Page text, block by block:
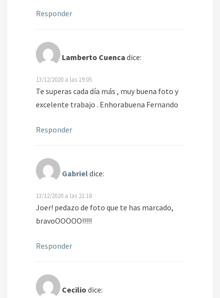
Responder
Lamberto Cuenca dice:
13/12/2020 a las 19:05
Te superas cada día más , muy buena foto y
excelente trabajo . Enhorabuena Fernando
Responder
Gabrieldice:
13/12/2020 a las 21:18
Joer! pedazo de foto que te has marcado,
bravoOOOOO!!!!!
Responder
Cecilio dice: